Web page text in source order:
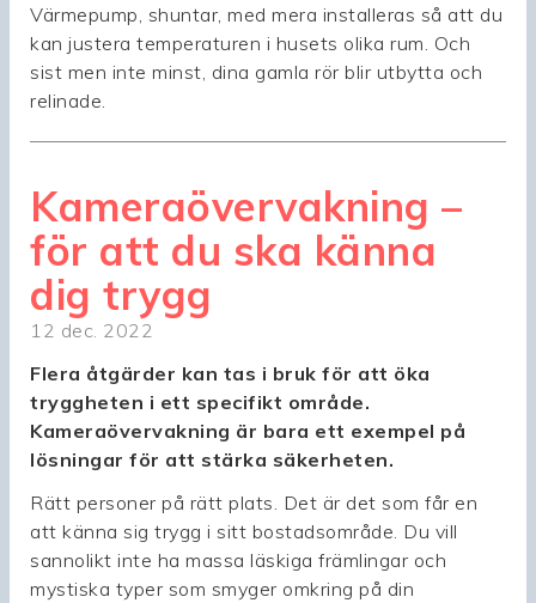
Värmepump, shuntar, med mera installeras så att du
kan justera temperaturen i husets olika rum. Och
sist men inte minst, dina gamla rör blir utbytta och
relinade.
Kameraövervakning –
för att du ska känna
dig trygg
12 dec. 2022
Flera åtgärder kan tas i bruk för att öka
tryggheten i ett specifikt område.
Kameraövervakning är bara ett exempel på
lösningar för att stärka säkerheten.
Rätt personer på rätt plats. Det är det som får en
att känna sig trygg i sitt bostadsområde. Du vill
sannolikt inte ha massa läskiga främlingar och
mystiska typer som smyger omkring på din